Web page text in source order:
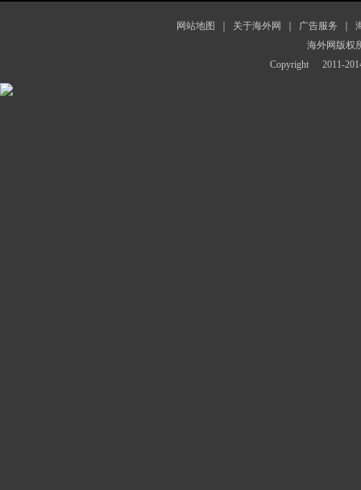
网站地图 关于海外网 广告服务
海外网版权
Copyright
2011-